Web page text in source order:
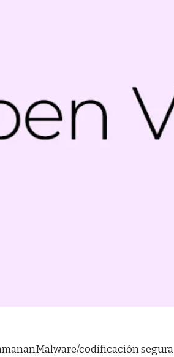
Malware/codificación segura